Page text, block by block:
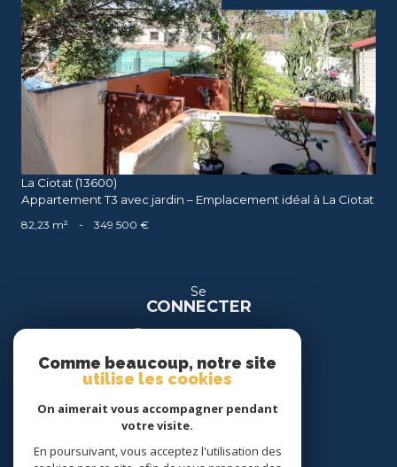
voir le bien
La Ciotat (13600)
Appartement T3 avec jardin – Emplacement idéal à La Ciotat
82,23 m² - 349 500 €
Se
CONNECTER
espace location
Nous
SUIVRE
Comme beaucoup, notre site
utilise les cookies
On aimerait vous accompagner pendant
votre visite.
En poursuivant, vous acceptez l'utilisation des